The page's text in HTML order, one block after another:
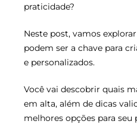
praticidade?
Neste post, vamos
podem ser a chave para
e personalizados.
Você vai descobrir quais
em alta, além de dicas
melhores opções para